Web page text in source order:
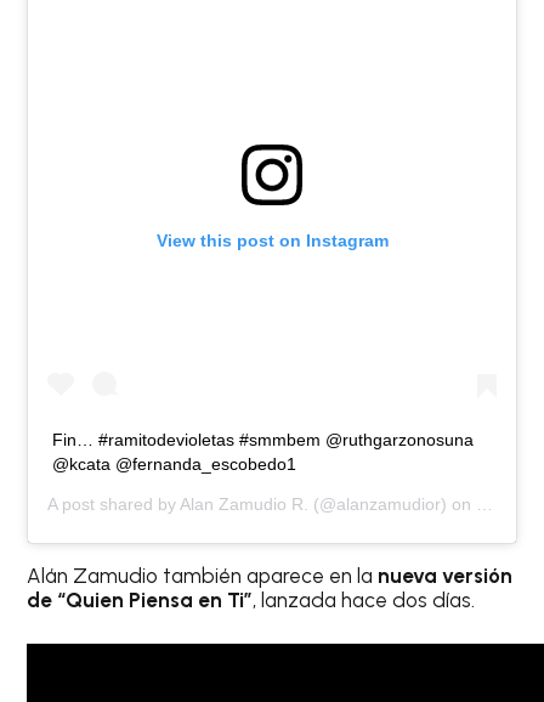
View this post on Instagram
Fin… #ramitodevioletas #smmbem @ruthgarzonosuna
@kcata @fernanda_escobedo1
A post shared by Alan Zamudio R. (@alanzamudior) on
Alán Zamudio también aparece en la nueva versión
de “Quien Piensa en Ti”, lanzada hace dos días.